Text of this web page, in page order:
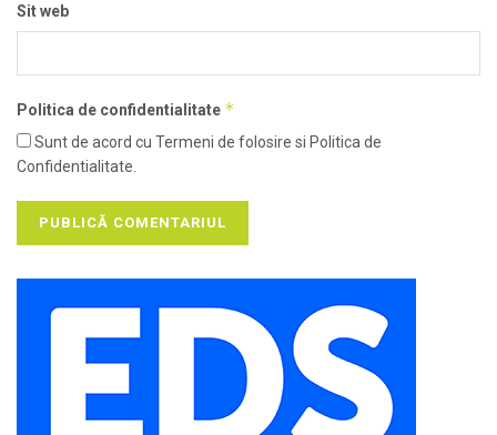
Sit web
Politica de confidentialitate *
Sunt de acord cu Termeni de folosire si Politica de
Confidentialitate.